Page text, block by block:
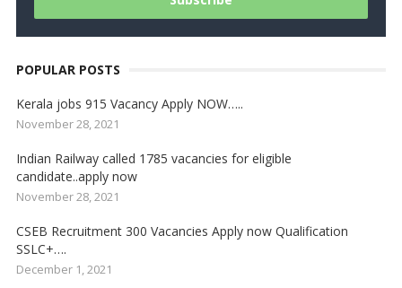
POPULAR POSTS
Kerala jobs 915 Vacancy Apply NOW…..
November 28, 2021
Indian Railway called 1785 vacancies for eligible
candidate..apply now
November 28, 2021
CSEB Recruitment 300 Vacancies Apply now Qualification
SSLC+….
December 1, 2021